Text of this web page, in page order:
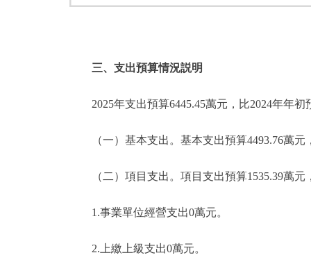
三、支出預算情況説明
2025年支出預算6445.45萬元，比2024年年初
（一）基本支出。基本支出預算4493.76萬元，
（二）項目支出。項目支出預算1535.39萬元
1.事業單位經營支出0萬元。
2.上繳上級支出0萬元。